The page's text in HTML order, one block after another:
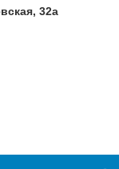
32а